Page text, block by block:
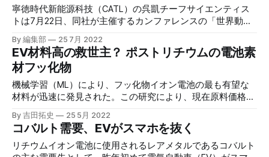
寧徳時代新能源科技（CATL）の呉凱チーフサイエンティス
トは7月22日、同社が主催するカンファレンスの「世界動力
電池会議」で、同社のM3P電池が量産され、来年から市場投
入されると述べた。
By 編集部 25 7月 2022
EV材料高の救世主？ ポストリチウムの電池素
材フッ化物
機械学習（ML）により、フッ化物イオン電池の最も有望な
材料が迅速に発見された。この研究により、現在原料価格の
高騰が起きているリチウムイオン電池に匹敵する別材料の電
池開発が加速されることが期待される。
By 吉田拓史 25 5月 2022
コバルト需要、EVがスマホを抜く
リチウムイオン電池に使用されるレアメタルであるコバルト